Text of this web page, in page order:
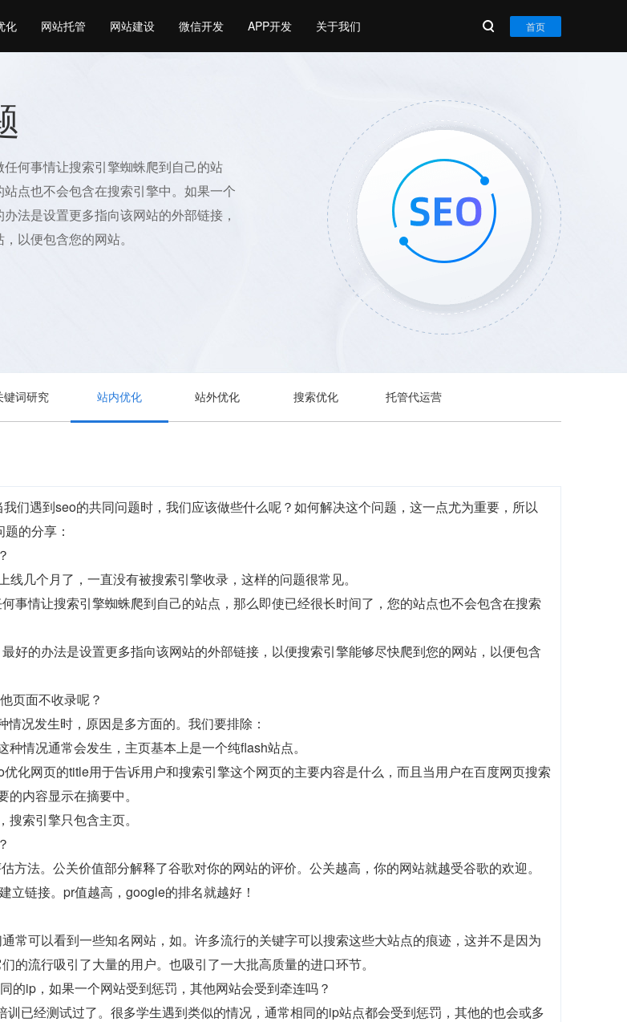
化 网站托管 网站建设 微信开发 APP开发 关于我们 首页
何事情让搜索引擎蜘蛛爬到自己的站
点也不会包含在搜索引擎中。如果一个
法是设置更多指向该网站的外部链接，
以便包含您的网站。
键词研究 站内优化 站外优化 搜索优化 托管代运营
们遇到seo的共同问题时，我们应该做些什么呢？如何解决这个问题，这一点尤为重要，所以
的分享：
几个月了，一直没有被搜索引擎收录，这样的问题很常见。
事情让搜索引擎蜘蛛爬到自己的站点，那么即使已经很长时间了，您的站点也不会包含在搜索
好的办法是设置更多指向该网站的外部链接，以便搜索引擎能够尽快爬到您的网站，以便包含
页面不收录呢？
况发生时，原因是多方面的。我们要排除：
情况通常会发生，主页基本上是一个纯flash站点。
化网页的title用于告诉用户和搜索引擎这个网页的主要内容是什么，而且当用户在百度网页搜索
内容显示在摘要中。
索引擎只包含主页。
方法。公关价值部分解释了谷歌对你的网站的评价。公关越高，你的网站就越受谷歌的欢迎。
立链接。pr值越高，google的排名就越好！
常可以看到一些知名网站，如。许多流行的关键字可以搜索这些大站点的痕迹，这并不是因为
的流行吸引了大量的用户。也吸引了一大批高质量的进口环节。
的ip，如果一个网站受到惩罚，其他网站会受到牵连吗？
已经测试过了。很多学生遇到类似的情况，通常相同的ip站点都会受到惩罚，其他的也会或多